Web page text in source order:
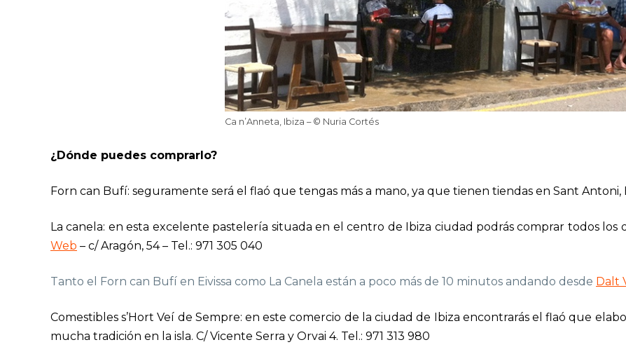
Ca n’Anneta, Ibiza – © Nuria Cortés
¿Dónde puedes comprarlo?
Forn can Bufí: seguramente será el flaó que tengas más a mano, ya que tienen tiendas en Sant Antoni,
La canela: en esta excelente pastelería situada en el centro de Ibiza ciudad podrás comprar todos los
Web – c/ Aragón, 54 – Tel.: 971 305 040
Tanto el Forn can Bufí en Eivissa como La Canela están a poco más de 10 minutos andando desde Dalt
Comestibles s’Hort Veí de Sempre: en este comercio de la ciudad de Ibiza encontrarás elflaó que
mucha tradición en la isla. C/ Vicente Serra y Orvai 4. Tel.: 971 313 980